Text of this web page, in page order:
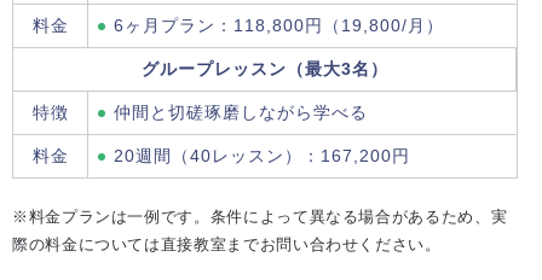
料金 6ヶ月プラン：118,800円（19,800/月）
グループレッスン（最大3名）
特徴 仲間と切磋琢磨しながら学べる
料金 20週間（40レッスン）：167,200円
※料金プランは一例です。条件によって異なる場合があるため、実
際の料金については直接教室までお問い合わせください。